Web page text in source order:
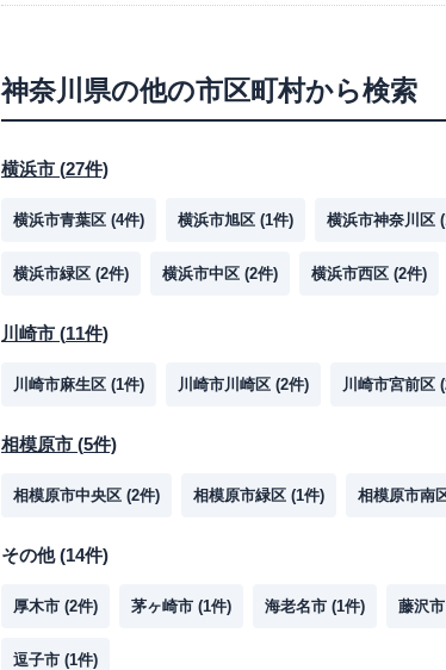
神奈川県の他の市区町村から検索
横浜市 (27件)
横浜市青葉区 (4件) 横浜市旭区 (1件) 横浜市神奈川区 (
横浜市緑区 (2件) 横浜市中区 (2件) 横浜市西区 (2件)
川崎市 (11件)
川崎市麻生区 (1件) 川崎市川崎区 (2件) 川崎市宮前区 (
相模原市 (5件)
相模原市中央区 (2件) 相模原市緑区 (1件) 相模原市南
その他(14件)
厚木市 (2件) 茅ヶ崎市 (1件) 海老名市 (1件) 藤沢市
逗子市 (1件)